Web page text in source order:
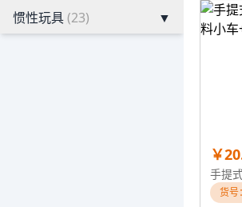
惯性玩具(23) ▼
￥
货号